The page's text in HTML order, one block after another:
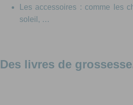
Les accessoires : comme les
soleil, …
Des livres de